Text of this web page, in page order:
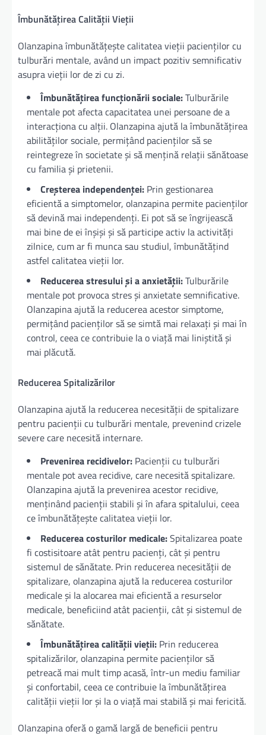
Îmbunătățirea Calității Vieții
Olanzapina îmbunătățește calitatea vieții pacienților cu
tulburări mentale, având un impact pozitiv semnificativ
asupra vieții lor de zi cu zi.
Îmbunătățirea funcționării sociale:Tulburările
mentale pot afecta capacitatea unei persoane de a
interacționa cu alții. Olanzapina ajută la îmbunătățirea
abilităților sociale, permițând pacienților să se
reintegreze în societate și să mențină relații sănătoase
cu familia și prietenii.
Creșterea independenței: Prin gestionarea
eficientă a simptomelor, olanzapina permite pacienților
să devină mai independenți. Ei pot să se îngrijească
mai bine de ei înșiși și să participe activ la activități
zilnice, cum ar fi munca sau studiul, îmbunătățind
astfel calitatea vieții lor.
Reducerea stresului și a anxietății:Tulburările
mentale pot provoca stres și anxietate semnificative.
Olanzapina ajută la reducerea acestor simptome,
permițând pacienților să se simtă mai relaxați și mai în
control, ceea ce contribuie la o viață mai liniștită și
mai plăcută.
Reducerea Spitalizărilor
Olanzapina ajută la reducerea necesității de spitalizare
pentru pacienții cu tulburări mentale, prevenind crizele
severe care necesită internare.
Prevenirea recidivelor: Pacienții cu tulburări
mentale pot avea recidive, care necesită spitalizare.
Olanzapina ajută la prevenirea acestor recidive,
menținând pacienții stabili și în afara spitalului, ceea
ce îmbunătățește calitatea vieții lor.
Reducerea costurilor medicale:Spitalizarea poate
fi costisitoare atât pentru pacienți, cât și pentru
sistemul de sănătate. Prin reducerea necesității de
spitalizare, olanzapina ajută la reducerea costurilor
medicale și la alocarea mai eficientă a resurselor
medicale, beneficiind atât pacienții, cât și sistemul de
sănătate.
Îmbunătățirea calității vieții: Prin reducerea
spitalizărilor, olanzapina permite pacienților să
petreacă mai mult timp acasă, într-un mediu familiar
și confortabil, ceea ce contribuie la îmbunătățirea
calității vieții lor și la o viață mai stabilă și mai fericită.
Olanzapina oferă o gamă largă de beneficii pentru